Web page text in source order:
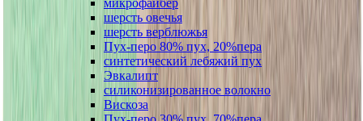
микрофайбер
шерсть овечья
шерсть верблюжья
Пух-перо 80% пух, 20%пера
синтетический лебяжий пух
Эвкалипт
силиконизированное волокно
Вискоза